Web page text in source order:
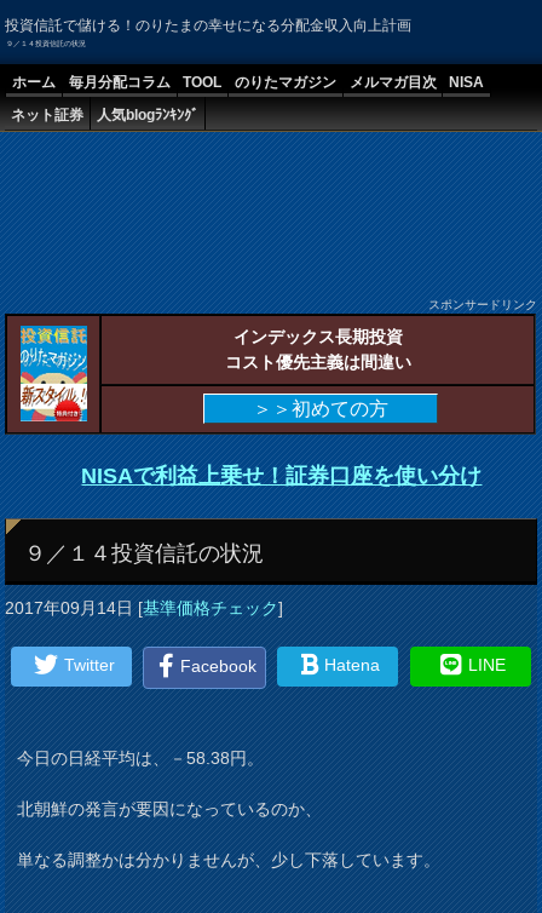
投資信託で儲ける！のりたまの幸せになる分配金収入向上計画
９／１４投資信託の状況
ホーム 毎月分配コラム TOOL のりたマガジン メルマガ目次
NISA
ネット証券
人気blogﾗﾝｷﾝｸﾞ
スポンサードリンク
インデックス長期投資
コスト優先主義は間違い
＞＞初めての方
NISAで利益上乗せ！証券口座を使い分け
９／１４投資信託の状況
2017年09月14日[基準価格チェック]
Twitter Facebook Hatena LINE
今日の日経平均は、－58.38円。
北朝鮮の発言が要因になっているのか、
単なる調整かは分かりませんが、少し下落しています。